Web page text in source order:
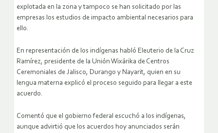
explotada en la zona y tampoco se han solicitado por las
empresas los estudios de impacto ambiental necesarios para
ello.
En representación de los indígenas habló Eleuterio de la Cruz
Ramírez, presidente de la Unión Wixárika de Centros
Ceremoniales de Jalisco, Durango y Nayarit, quien en su
lengua materna explicó el proceso seguido para llegar a este
acuerdo.
Comentó que el gobierno federal escuchó a los indígenas,
aunque advirtió que los acuerdos hoy anunciados serán